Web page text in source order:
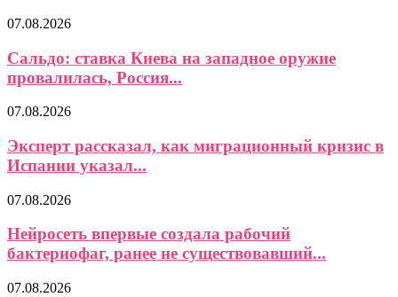
07.08.2026
Сальдо: ставка Киева на западное оружие
провалилась, Россия...
07.08.2026
Эксперт рассказал, как миграционный кризис в
Испании указал...
07.08.2026
Нейросеть впервые создала рабочий
бактериофаг, ранее не существовавший...
07.08.2026